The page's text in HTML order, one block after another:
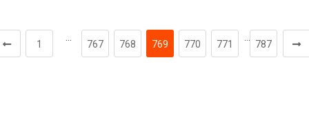
1 767 768 769 770 771 787